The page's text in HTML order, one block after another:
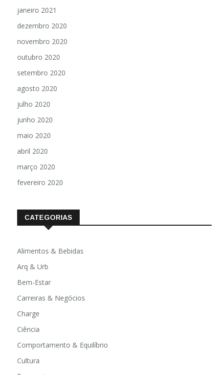
janeiro 2021
dezembro 2020
novembro 2020
outubro 2020
setembro 2020
agosto 2020
julho 2020
junho 2020
maio 2020
abril 2020
março 2020
fevereiro 2020
CATEGORIAS
Alimentos & Bebidas
Arq & Urb
Bem-Estar
Carreiras & Negócios
Charge
Ciência
Comportamento & Equilíbrio
Cultura